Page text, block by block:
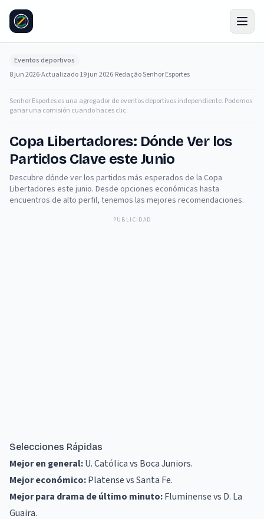
Eventos deportivos
8 jun 2026·Actualizado19 jun 2026·Redação Senhor Esportes
Senhor Esportes es una agregador de eventos deportivos independiente. Podemos
ganar una comisión cuando haces clic.
Copa Libertadores: Dónde Ver los
Partidos Clave este Junio
Descubre dónde ver los partidos más esperados de la Copa
Libertadores este junio. Desde opciones económicas hasta
encuentros de alto perfil, tenemos las mejores recomendaciones.
PUBLICIDAD
Selecciones Rápidas
Mejor en general:U. Católica vs Boca Juniors.
Mejor económico:Platense vs Santa Fe.
Mejor para drama de último minuto:Fluminense vs D. La
Guaira.